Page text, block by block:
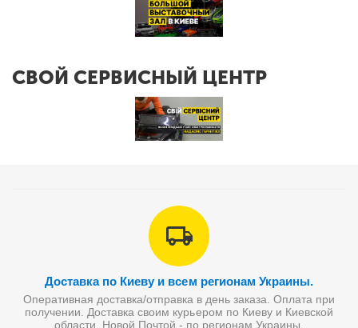
СВОЙ СЕРВИСНЫЙ ЦЕНТР
Доставка по Киеву и всем регионам Украины.
Оперативная доставка/отправка в день заказа. Оплата при
получении. Доставка своим курьером по Киеву и Киевской
области, Новой Почтой - по регионам Украины.